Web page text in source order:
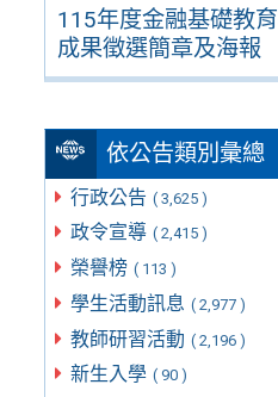
115年度金融基礎教
成果徵選簡章及海報
依公告類別彙總
行政公告 ( 3,625 )
政令宣導 ( 2,415 )
榮譽榜 ( 113 )
學生活動訊息 ( 2,977 )
教師研習活動 ( 2,196 )
新生入學 ( 90 )